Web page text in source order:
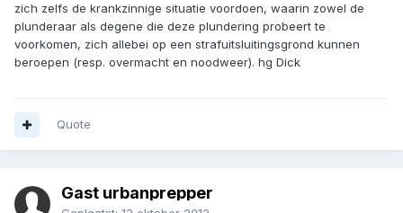
zich zelfs de krankzinnige situatie voordoen, waarin zowel de
plunderaar als degene die deze plundering probeert te
voorkomen, zich allebei op een strafuitsluitingsgrond kunnen
beroepen (resp. overmacht en noodweer). hg Dick
Quote
Gast urbanprepper